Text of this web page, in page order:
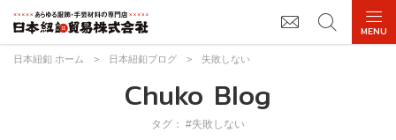
日本紐釦 ホーム > 日本紐釦ブログ > 失敗しない
Chuko Blog
タグ： #失敗しない